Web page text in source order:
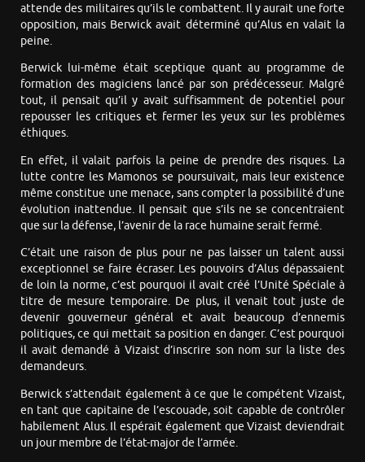
attende des militaires qu’ils le combattent. Il y aurait une forte
opposition, mais Berwick avait déterminé qu’Alus en valait la
peine.
Berwick lui-même était sceptique quant au programme de
formation des magiciens lancé par son prédécesseur. Malgré
tout, il pensait qu’il y avait suffisamment de potentiel pour
repousser les critiques et fermer les yeux sur les problèmes
éthiques.
En effet, il valait parfois la peine de prendre des risques. La
lutte contre les Mamonos se poursuivait, mais leur existence
même constitue une menace, sans compter la possibilité d’une
évolution inattendue. Il pensait que s’ils ne se concentraient
que sur la défense, l’avenir de la race humaine serait fermé.
C’était une raison de plus pour ne pas laisser un talent aussi
exceptionnel se faire écraser. Les pouvoirs d’Alus dépassaient
de loin la norme, c’est pourquoi il avait créé l’Unité Spéciale à
titre de mesure temporaire. De plus, il venait tout juste de
devenir gouverneur général et avait beaucoup d’ennemis
politiques, ce qui mettait sa position en danger. C’est pourquoi
il avait demandé à Vizaist d’inscrire son nom sur la liste des
demandeurs.
Berwick s’attendait également à ce que le compétent Vizaist,
en tant que capitaine de l’escouade, soit capable de contrôler
habilement Alus. Il espérait également que Vizaist deviendrait
un jour membre de l’état-major de l’armée.